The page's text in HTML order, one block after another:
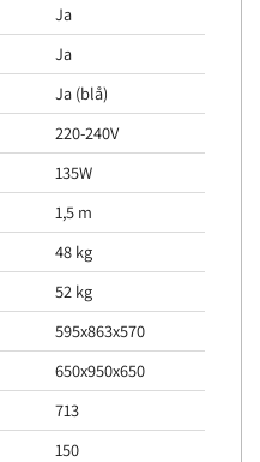
Ja
Ja
Ja (blå)
220-240V
135W
1,5 m
48 kg
52 kg
595x863x570
650x950x650
713
150